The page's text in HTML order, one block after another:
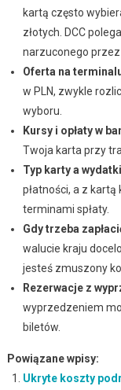
kartą często
złotych. DCC
narzuconego
Oferta na
w PLN, zwykle
wyboru.
Kursy i opłaty w
Twoja karta przy
Typ karty a
płatności, a z
terminami spłaty.
Gdy trzeba
walucie kraju
jesteś zmuszony
Rezerwacje z
wyprzedzeniem
biletów.
Powiązane wpisy:
Ukryte koszty